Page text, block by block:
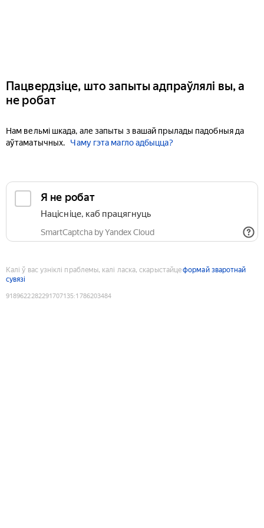
Пацвердзіце, што запыты адпраўлялі вы, а
не робат
Нам вельмі шкада, але запыты з вашай прылады падобныя да
аўтаматычных.
Чаму гэта магло адбыцца?
Я не робат
Націсніце, каб працягнуць
SmartCaptcha by Yandex Cloud
Калі ў вас узніклі праблемы, калі ласка, скарыстайцеформай зваротнай
сувязі
9189622282291707135:1786203484